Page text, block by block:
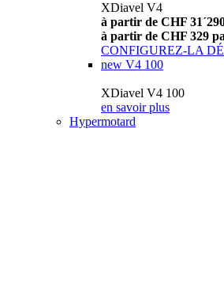
XDiavel V4
à partir de CHF
à partir de CHF 329
CONFIGUREZ-LA
new V4 100
XDiavel V4 100
en savoir plus
Hypermotard